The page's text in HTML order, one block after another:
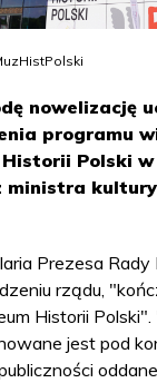
nowelizację
programu
Historii Polski
ministra
Prezesa
rządu,
Historii
jest pod